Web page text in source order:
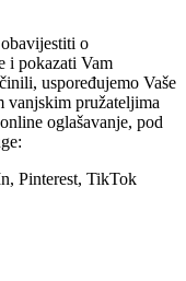
o
i pokazati Vam
uspoređujemo Vaše
vanjskim pružateljima
oglašavanje, pod
Pinterest, TikTok